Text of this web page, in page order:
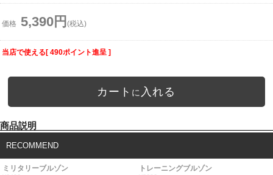
価格 5,390円 (税込)
当店で使える[ 490ポイント進呈 ]
カート に 入れる
商品説明
RECOMMEND
ミリタリーブルゾン トレーニングブルゾン